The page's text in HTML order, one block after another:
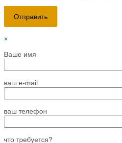
×
Ваше имя
ваш e-mail
ваш телефон
что требуется?